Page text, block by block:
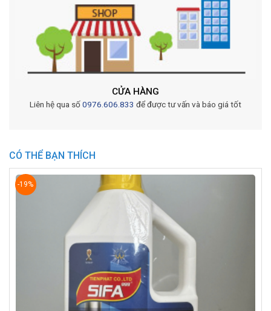
CỬA HÀNG
Liên hệ qua số0976.606.833 để được tư vấn và báo giá tốt
CÓ THỂ BẠN THÍCH
-19%